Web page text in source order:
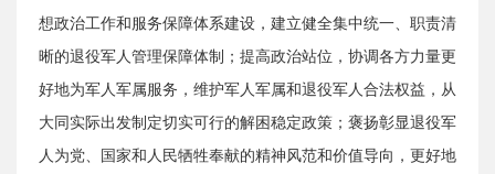
想政治工作和服务保障体系建设，建立健全集中统一、职责清
晰的退役军人管理保障体制；提高政治站位，协调各方力量更
好地为军人军属服务，维护军人军属和退役军人合法权益，从
大同实际出发制定切实可行的解困稳定政策；褒扬彰显退役军
人为党、国家和人民牺牲奉献的精神风范和价值导向，更好地